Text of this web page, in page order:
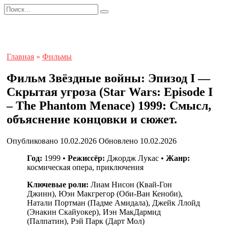
Перейти
к
Search
for:
Главная » Фильмы
Фильм Звёздные войны: Эпизод I —
Скрытая угроза (Star Wars: Episode I
– The Phantom Menace) 1999: Смысл,
объяснение концовки и сюжет.
Опубликовано 10.02.2026 Обновлено 10.02.2026
Год: 1999 • Режиссёр: Джордж Лукас • Жанр:
космическая опера, приключения
Ключевые роли: Лиам Нисон (Квай-Гон
Джинн), Юэн Макгрегор (Оби-Ван Кеноби),
Натали Портман (Падме Амидала), Джейк Ллойд
(Энакин Скайуокер), Иэн МакДармид
(Палпатин), Рэй Парк (Дарт Мол)